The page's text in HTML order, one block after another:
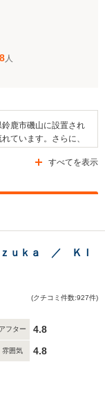
人
鹿市磯山に設置され
ています。さらに、
ま保育園や鼓ケ浦保育
には「東千里北」停
用することが可能に
すべてを表示
ｕｋａ ／ ＫＩ
(クチコミ件数:927件)
アフター 4.8
雰囲気 4.8